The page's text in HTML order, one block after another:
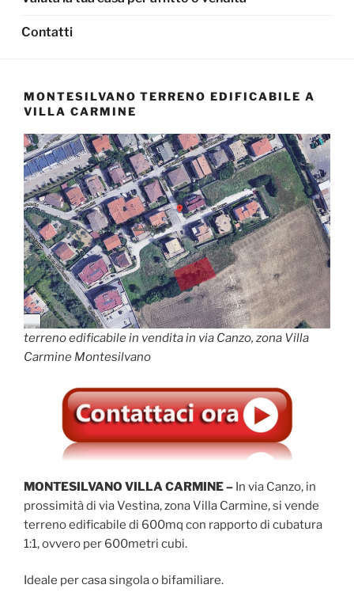
Contatti
MONTESILVANO TERRENO EDIFICABILE A
VILLA CARMINE
terreno edificabile in vendita in via Canzo, zona Villa
Carmine Montesilvano
MONTESILVANO VILLA CARMINE – In via Canzo, in
prossimità di via Vestina, zona Villa Carmine, si vende
terreno edificabile di 600mq con rapporto di cubatura
1:1, ovvero per 600metri cubi.
Ideale per casa singola o bifamiliare.